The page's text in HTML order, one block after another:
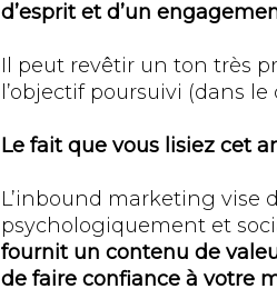
d’esprit et d’un
Il peut revêtir un ton très
l’objectif poursuivi (dans
Le fait que vous lisiez cet
L’inbound marketing vise
psychologiquement et
fournit un contenu de
de faire confiance à votre